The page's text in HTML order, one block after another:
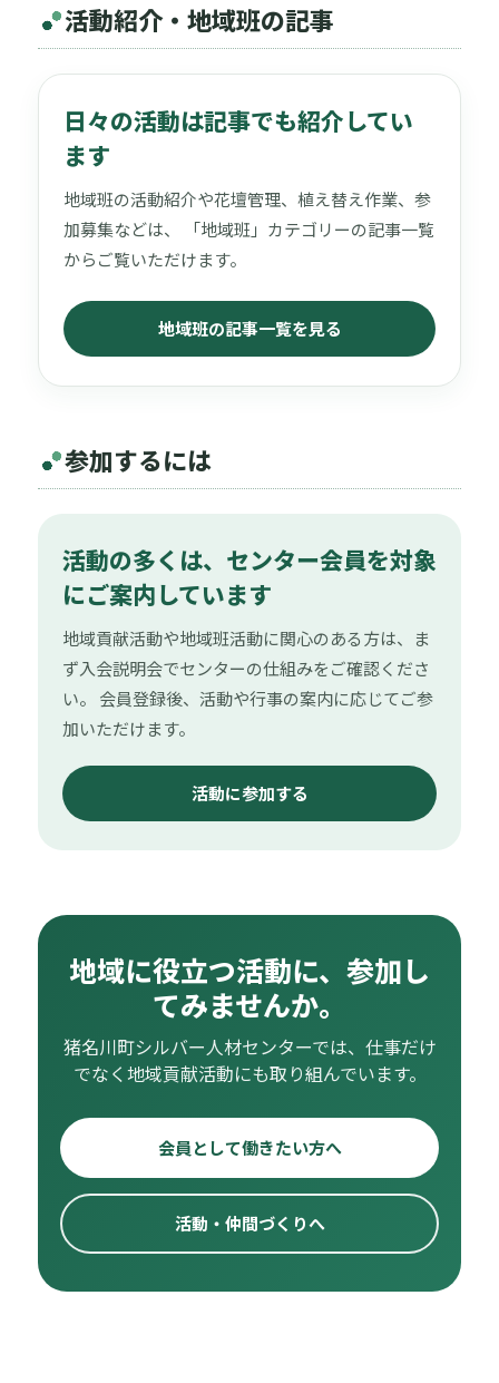
活動紹介・地域班の記事
日々の活動は記事でも紹介してい
ます
地域班の活動紹介や花壇管理、植え替え作業、参
加募集などは、 「地域班」カテゴリーの記事一覧
からご覧いただけます。
地域班の記事一覧を見る
参加するには
活動の多くは、センター会員を対象
にご案内しています
地域貢献活動や地域班活動に関心のある方は、ま
ず入会説明会でセンターの仕組みをご確認くださ
い。 会員登録後、活動や行事の案内に応じてご参
加いただけます。
活動に参加する
地域に役立つ活動に、参加し
てみませんか。
猪名川町シルバー人材センターでは、仕事だけ
でなく地域貢献活動にも取り組んでいます。
会員として働きたい方へ
活動・仲間づくりへ